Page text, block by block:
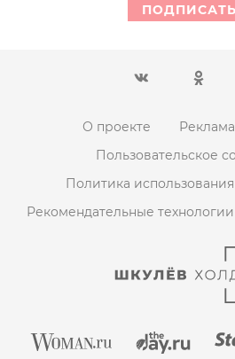
О проекте Реклама
Пользовательское
Политика
Рекомендательные технологии